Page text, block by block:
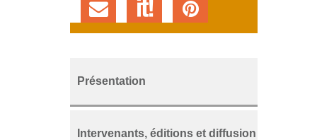
Présentation
Intervenants, éditions et diffusion